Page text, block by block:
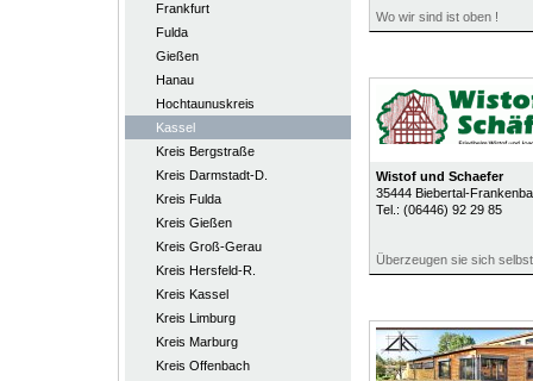
Frankfurt
Fulda
Gießen
Hanau
Hochtaunuskreis
Kassel
Kreis Bergstraße
Kreis Darmstadt-D.
Kreis Fulda
Kreis Gießen
Kreis Groß-Gerau
Kreis Hersfeld-R.
Kreis Kassel
Kreis Limburg
Kreis Marburg
Kreis Offenbach
Wo wir sind ist oben !
Wistof und Schaefer
35444 Biebertal-
Tel.: (06446) 92 29 85
Überzeugen sie sich selbst